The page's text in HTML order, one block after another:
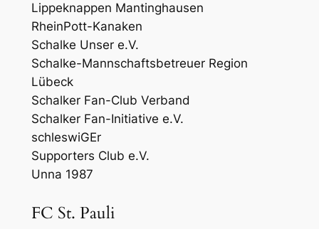
Lippeknappen Mantinghausen
RheinPott-Kanaken
Schalke Unser e.V.
Schalke-Mannschaftsbetreuer Region
Lübeck
Schalker Fan-Club Verband
Schalker Fan-Initiative e.V.
schleswiGEr
Supporters Club e.V.
Unna 1987
FC St. Pauli